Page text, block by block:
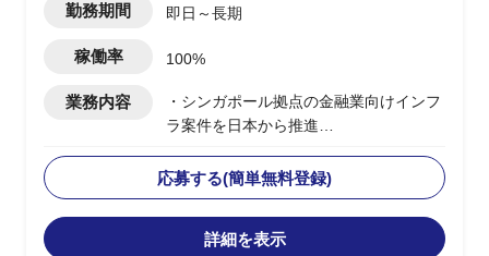
勤務期間 即日～長期
稼働率 100%
業務内容
・シンガポール拠点の金融業向けインフ
ラ案件を日本から推進
とコミュニケーションを取る
・複数PJの上流～環境構築までがスコー
プ
・英語での成果物作成/顧客内定例MTG
応募する(簡単無料登録)
詳細を表示